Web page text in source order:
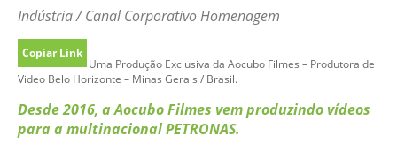
Indústria / Canal Corporativo Homenagem
Copiar Link
Uma Produção Exclusiva da Aocubo Filmes – Produtora de
Video Belo Horizonte – Minas Gerais / Brasil.
Desde 2016, a Aocubo Filmes vem produzindo vídeos
para a multinacional PETRONAS.